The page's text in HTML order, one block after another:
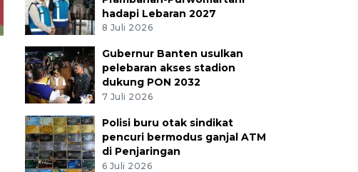
Pesepak bola Manchester United Matheus Cunha (kanan)
bola Nottingham Forest Neco Williams (kiri) saat Liga
Manchester, Inggris, Minggu (17/5/2026). Manchester
Forest dengan skor akhir 3-2. ANTARA FOTO/REUTERS/Phil
hadapi Lebaran 2027
8 Juli 2026
Gubernur Banten usulkan
pelebaran akses stadion
dukung PON 2032
7 Juli 2026
Polisi buru otak sindikat
pencuri bermodus ganjal ATM
di Penjaringan
6 Juli 2026